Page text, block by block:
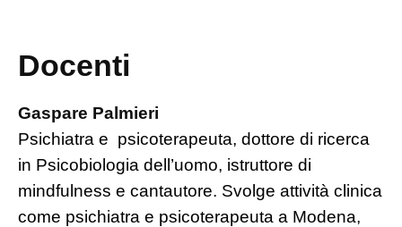
Docenti
Gaspare Palmieri
Psichiatra e psicoterapeuta, dottore di ricerca
in Psicobiologia dell’uomo, istruttore di
mindfulness e cantautore. Svolge attività clinica
come psichiatra e psicoterapeuta a Modena,